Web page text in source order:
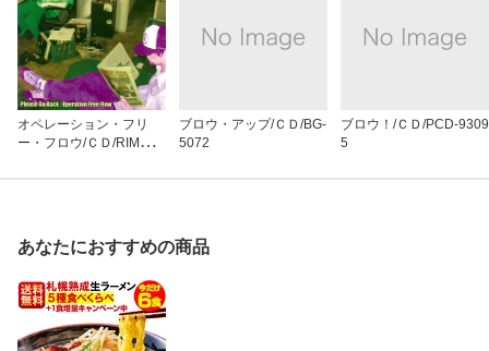
オペレーション・フリ
ー・フロウ/ＣＤ/RIMO-0
ブロウ・アップ/ＣＤ/BG-
5072
ブロウ！/ＣＤ/PCD-9309
5
あなたにおすすめの商品